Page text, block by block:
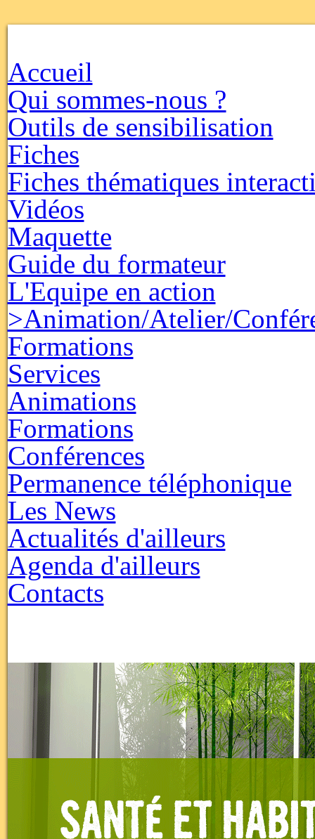
Accueil
Qui sommes-nous ?
Outils de sensibilisation
Fiches
Fiches thématiques
Vidéos
Maquette
Guide du formateur
L'Equipe en action
>Animation/Atelier/
Formations
Services
Animations
Formations
Conférences
Permanence téléphonique
Les News
Actualités d'ailleurs
Agenda d'ailleurs
Contacts